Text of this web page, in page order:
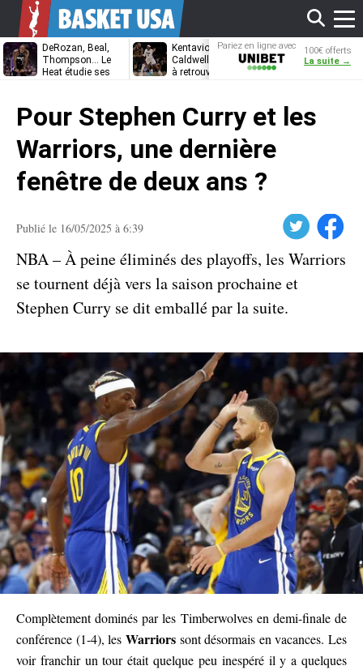
DeRozan, Beal,
Thompson… Le
Heat étudie ses
Kentavious
Caldwell-Pope prêt
à retrouver LeBron
Jonathan
Kuminga, le
Pariez en ligne avec
Unibet
100€ offerts
La suite →
Pour Stephen Curry et les
Warriors, une dernière
fenêtre de deux ans ?
Publié le 16/05/2025 à 6:39 Facebook
NBA – À peine éliminés des playoffs, les Warriors
se tournent déjà vers la saison prochaine et
Stephen Curry se dit emballé par la suite.
Complètement dominés par les Timberwolves en demi-finale de
conférence (1-4), les Warriorssont désormais en vacances. Les
voir franchir un tour était quelque peu inespéré il y a quelques